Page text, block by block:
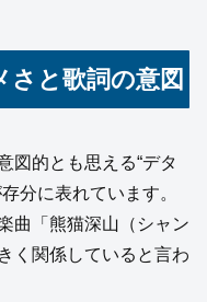
さと歌詞の意図
図的とも思える“デタ
分に表れています。
曲「熊猫深山（シャン
く関係していると言わ